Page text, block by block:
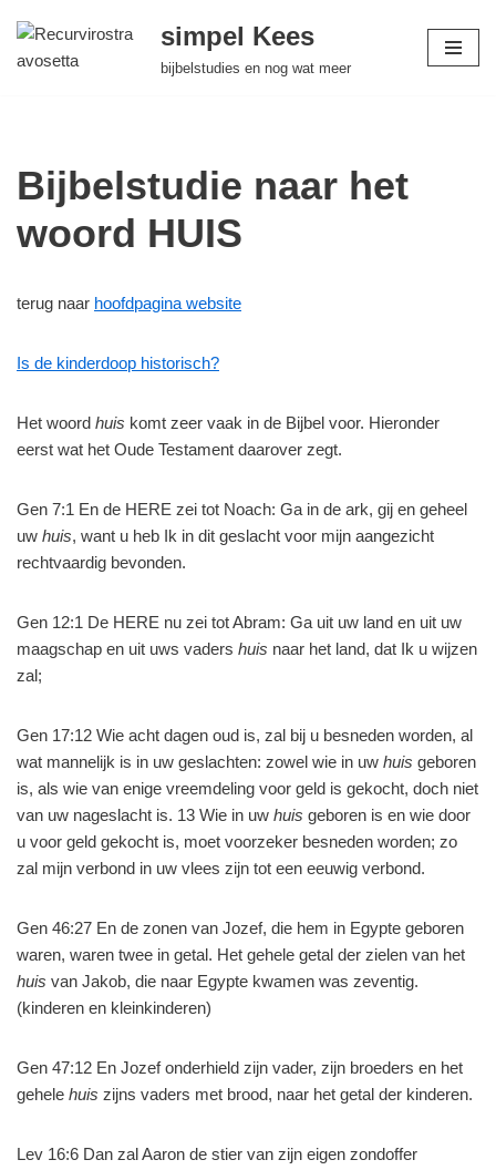
Ga
simpel Kees
bijbelstudies en nog wat meer
Bijbelstudie naar het
woord HUIS
terug naar hoofdpagina website
Is de kinderdoop historisch?
Het woord huis komt zeer vaak in de Bijbel voor. Hieronder
eerst wat het Oude Testament daarover zegt.
Gen 7:1 En de HERE zei tot Noach: Ga in de ark, gij en geheel
uw huis, want u heb Ik in dit geslacht voor mijn aangezicht
rechtvaardig bevonden.
Gen 12:1 De HERE nu zei tot Abram: Ga uit uw land en uit uw
maagschap en uit uws vaders huis naar het land, dat Ik u wijzen
zal;
Gen 17:12 Wie acht dagen oud is, zal bij u besneden worden, al
wat mannelijk is in uw geslachten: zowel wie in uw huis geboren
is, als wie van enige vreemdeling voor geld is gekocht, doch niet
van uw nageslacht is. 13 Wie in uw huis geboren is en wie door
u voor geld gekocht is, moet voorzeker besneden worden; zo
zal mijn verbond in uw vlees zijn tot een eeuwig verbond.
Gen 46:27 En de zonen van Jozef, die hem in Egypte geboren
waren, waren twee in getal. Het gehele getal der zielen van het
huis van Jakob, die naar Egypte kwamen was zeventig.
(kinderen en kleinkinderen)
Gen 47:12 En Jozef onderhield zijn vader, zijn broeders en het
gehele huis zijns vaders met brood, naar het getal der kinderen.
Lev 16:6 Dan zal Aaron de stier van zijn eigen zondoffer